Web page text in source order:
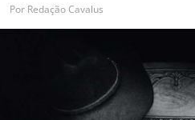
Por Redação Cavalus